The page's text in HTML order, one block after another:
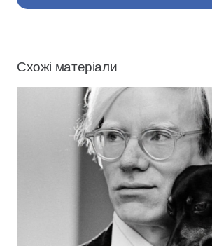
Схожі матеріали